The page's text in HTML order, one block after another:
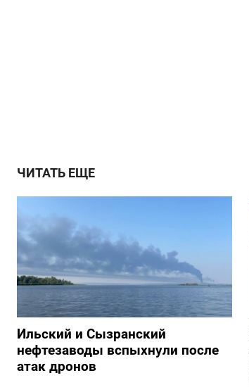
ЧИТАТЬ ЕЩЕ
Ильский и Сызранский
нефтезаводы вспыхнули после
атак дронов